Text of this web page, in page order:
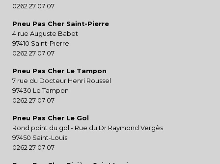
0262 27 07 07
Pneu Pas Cher Saint-Pierre
4 rue Auguste Babet
97410 Saint-Pierre
0262 27 07 07
Pneu Pas Cher Le Tampon
7 rue du Docteur Henri Roussel
97430 Le Tampon
0262 27 07 07
Pneu Pas Cher Le Gol
Rond point du gol - Rue du Dr Raymond Vergès
97450 Saint-Louis
0262 27 07 07